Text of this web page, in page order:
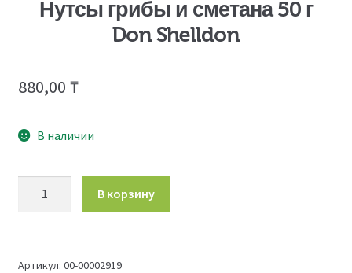
Нутсы грибы и сметана 50 г
Don Shelldon
880,00 ₸
В наличии
и
В корзину
Артикул: 00-00002919